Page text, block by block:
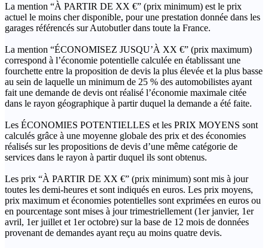
La mention “À PARTIR DE XX €” (prix minimum) est le prix
actuel le moins cher disponible, pour une prestation donnée dans les
garages référencés sur Autobutler dans toute la France.
La mention “ÉCONOMISEZ JUSQU’À XX €” (prix maximum)
correspond à l’économie potentielle calculée en établissant une
fourchette entre la proposition de devis la plus élevée et la plus basse
au sein de laquelle un minimum de 25 % des automobilistes ayant
fait une demande de devis ont réalisé l’économie maximale citée
dans le rayon géographique à partir duquel la demande a été faite.
Les ÉCONOMIES POTENTIELLES et les PRIX MOYENS sont
calculés grâce à une moyenne globale des prix et des économies
réalisés sur les propositions de devis d’une même catégorie de
services dans le rayon à partir duquel ils sont obtenus.
Les prix “À PARTIR DE XX €” (prix minimum) sont mis à jour
toutes les demi-heures et sont indiqués en euros. Les prix moyens,
prix maximum et économies potentielles sont exprimées en euros ou
en pourcentage sont mises à jour trimestriellement (1er janvier, 1er
avril, 1er juillet et 1er octobre) sur la base de 12 mois de données
provenant de demandes ayant reçu au moins quatre devis.